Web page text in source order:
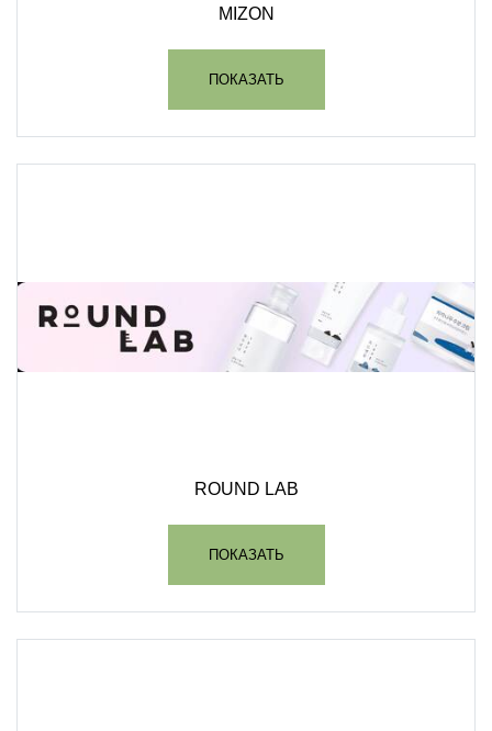
MIZON
ПОКАЗАТЬ
ROUND LAB
ПОКАЗАТЬ